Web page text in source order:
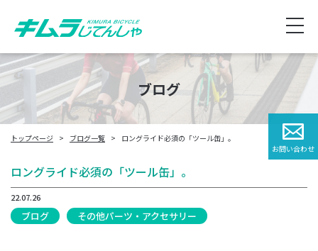
ブログ
トップページ ブログ一覧 ロングライド必須の「ツール缶」。
ロングライド必須の「ツール缶」。
22.07.26
ブログ その他パーツ・アクセサリー
お問い合わせ